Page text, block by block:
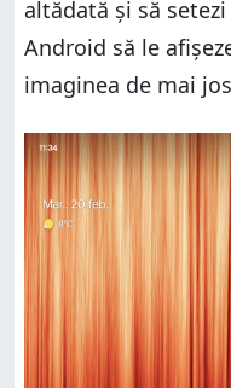
altădată și să
Android să le
imaginea de mai